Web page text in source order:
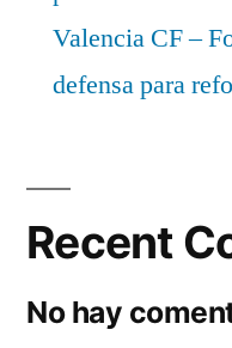
Valencia CF –
defensa para
Recent
No hay